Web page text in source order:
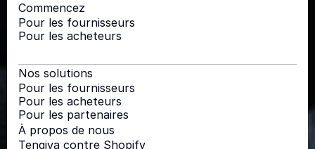
Commencez
Pour les fournisseurs
Pour les acheteurs
Nos solutions
Pour les fournisseurs
Pour les acheteurs
Pour les partenaires
À propos de nous
Tengiva contre Shopify